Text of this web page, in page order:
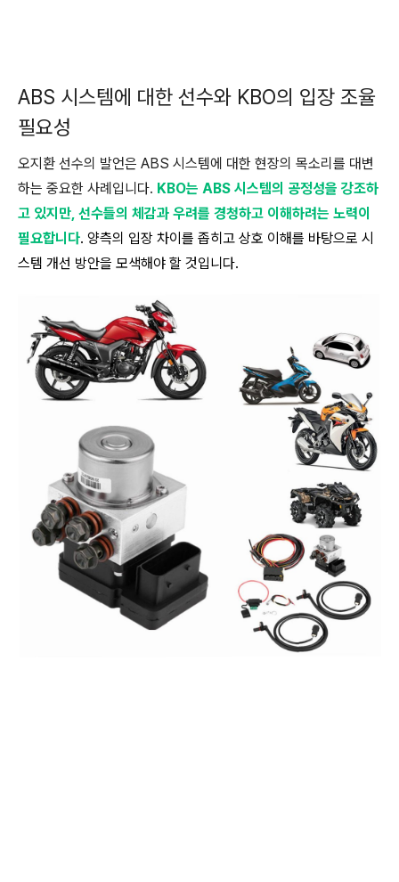
ABS 시스템에 대한 선수와 KBO의 입장 조율
필요성
오지환 선수의 발언은 ABS 시스템에 대한 현장의 목소리를 대변
하는 중요한 사례입니다. KBO는 ABS 시스템의 공정성을 강조하
고 있지만, 선수들의 체감과 우려를 경청하고 이해하려는 노력이
필요합니다. 양측의 입장 차이를 좁히고 상호 이해를 바탕으로 시
스템 개선 방안을 모색해야 할 것입니다.